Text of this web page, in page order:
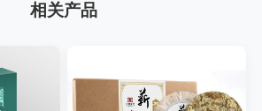
相关产品